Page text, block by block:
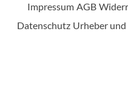
Impressum AGB
Datenschutz Urheber